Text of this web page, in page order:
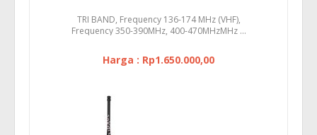
TRI BAND, Frequency 136-174 MHz (VHF),
Frequency 350-390MHz, 400-470MHzMHz ...
Harga : Rp1.650.000,00